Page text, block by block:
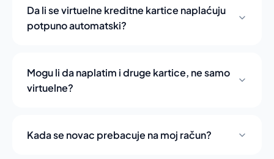
Da li se virtuelne kreditne kartice naplaćuju
potpuno automatski?
Mogu li da naplatim i druge kartice, ne samo
virtuelne?
Kada se novac prebacuje na moj račun?